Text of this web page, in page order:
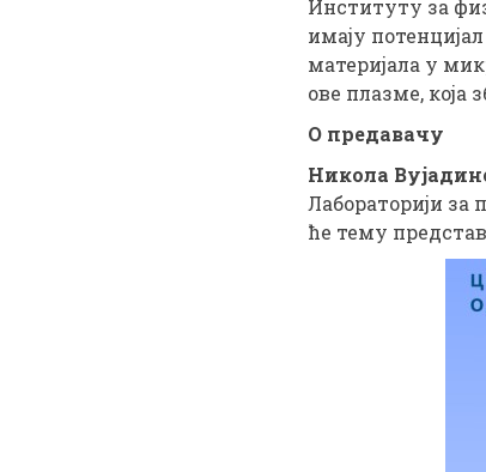
Институту за
имају
материјала у
ове плазме, која
О предавачу
Никола
Лабораторији
ће тему